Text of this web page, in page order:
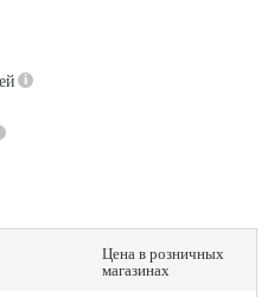
Цена в розничных
магазинах